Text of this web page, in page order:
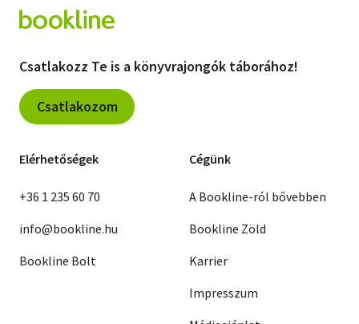
Csatlakozz Te is a könyvrajongók táborához!
Csatlakozom
Elérhetőségek
+36 1 235 60 70
info@bookline.hu
Bookline Bolt
Cégünk
A Bookline-ról bővebben
Bookline Zöld
Karrier
Impresszum